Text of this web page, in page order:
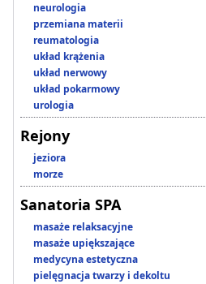
neurologia
przemiana materii
reumatologia
układ krążenia
układ nerwowy
układ pokarmowy
urologia
Rejony
jeziora
morze
Sanatoria SPA
masaże relaksacyjne
masaże upiększające
medycyna estetyczna
pielęgnacja twarzy i dekoltu